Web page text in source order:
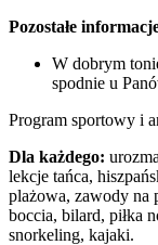
Pozostałe
W dobrym
spodnie u
Program sportowy i
Dla każdego:
lekcje tańca,
plażowa, zawody na
boccia, bilard, piłka
snorkeling, kajaki.